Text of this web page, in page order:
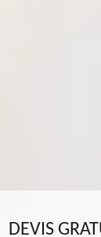
DEVIS